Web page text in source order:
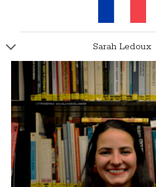
Sarah Ledoux